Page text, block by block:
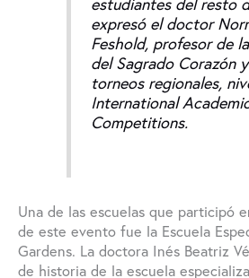
expresó el doctor
Feshold, profesor de
del Sagrado Corazón
torneos regionales,
International
Competitions.
Una de las escuelas que participó
de este evento fue la Escuela
Gardens. La doctora Inés Beatriz
de historia de la escuela